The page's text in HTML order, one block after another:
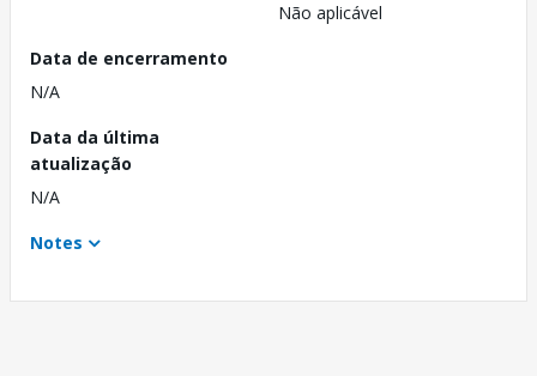
Não aplicável
Data de encerramento
N/A
Data da última
atualização
N/A
Notes